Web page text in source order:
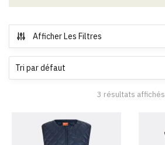
Afficher Les Filtres
3 résultats affichés